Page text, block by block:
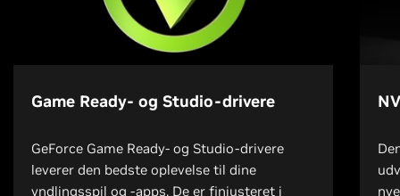
Game Ready- og Studio-drivere
GeForce Game Ready- og Studio-drivere
leverer den bedste oplevelse til dine
yndlingsspil og -apps. De er finjusteret i